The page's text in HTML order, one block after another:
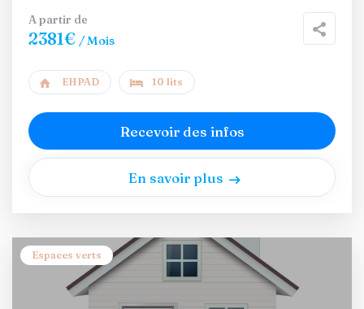
A partir de
2381€ / Mois
EHPAD 10 lits
Recevoir des infos
En savoir plus
Espaces verts